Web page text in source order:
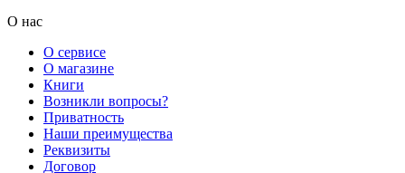
О нас
О сервисе
О магазине
Книги
Возникли вопросы?
Приватность
Наши преимущества
Реквизиты
Договор